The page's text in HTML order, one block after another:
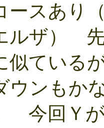
ースあり
ルザ）
似ている
ウンもか
今回Ｙ